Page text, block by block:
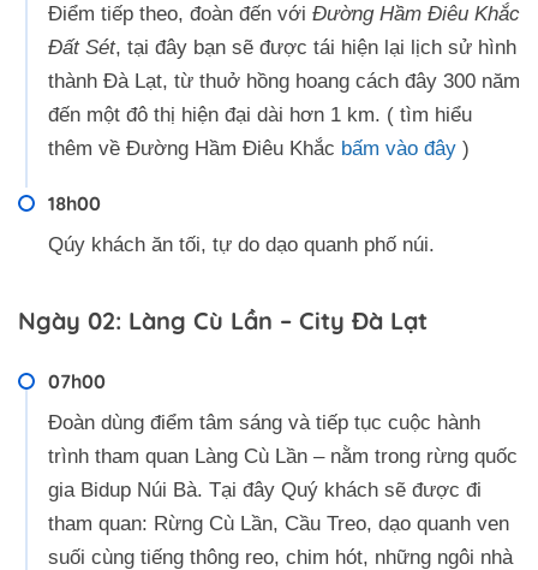
Điểm tiếp theo, đoàn đến với Đường Hầm Điêu Khắc
Đất Sét, tại đây bạn sẽ được tái hiện lại lịch sử hình
thành Đà Lạt, từ thuở hồng hoang cách đây 300 năm
đến một đô thị hiện đại dài hơn 1 km. ( tìm hiểu
thêm về Đường Hầm Điêu Khắc bấm vào đây )
18h00
Qúy khách ăn tối, tự do dạo quanh phố núi.
Ngày 02: Làng Cù Lần – City Đà Lạt
07h00
Đoàn dùng điểm tâm sáng và tiếp tục cuộc hành
trình tham quan Làng Cù Lần – nằm trong rừng quốc
gia Bidup Núi Bà. Tại đây Quý khách sẽ được đi
tham quan: Rừng Cù Lần, Cầu Treo, dạo quanh ven
suối cùng tiếng thông reo, chim hót, những ngôi nhà